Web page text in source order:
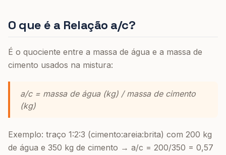
O que é a Relação a/c?
É o quociente entre a massa de água e a massa de
cimento usados na mistura:
a/c = massa de água (kg) / massa de cimento
(kg)
Exemplo: traço 1:2:3 (cimento:areia:brita) com 200 kg
de água e 350 kg de cimento → a/c = 200/350 = 0,57